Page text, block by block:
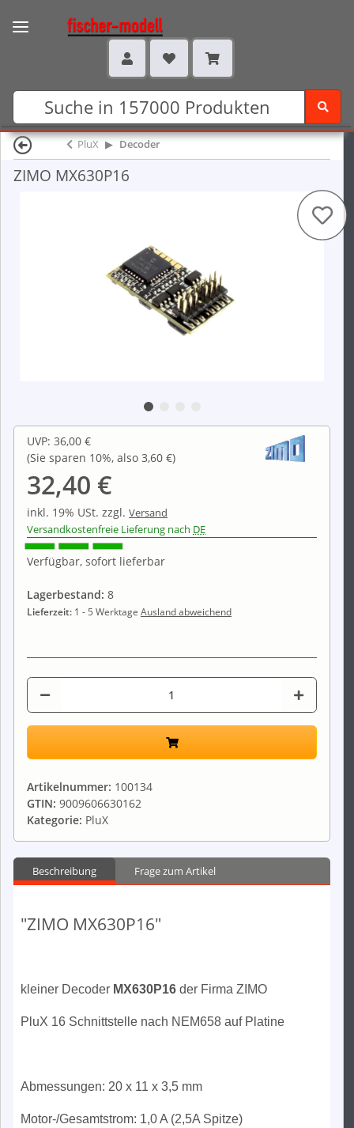
PluX Decoder
ZIMO MX630P16
UVP: 36,00 €
(Sie sparen 10%, also 3,60 €)
32,40 €
inkl. 19% USt. zzgl. Versand
Versandkostenfreie Lieferung nach DE
Verfügbar, sofort lieferbar
Lagerbestand: 8
Lieferzeit: 1 - 5 Werktage Ausland abweichend
Artikelnummer: 100134
GTIN: 9009606630162
Kategorie: PluX
Beschreibung Frage zum Artikel
"ZIMO MX630P16"
kleiner Decoder MX630P16der Firma ZIMO
PluX 16 Schnittstelle nach NEM658 auf Platine
Abmessungen: 20 x 11 x 3,5 mm
Motor-/Gesamtstrom: 1,0 A (2,5A Spitze)